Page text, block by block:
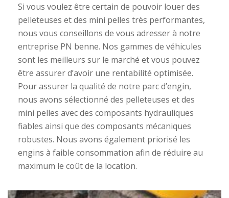
Si vous voulez être certain de pouvoir louer des
pelleteuses et des mini pelles très performantes,
nous vous conseillons de vous adresser à notre
entreprise PN benne. Nos gammes de véhicules
sont les meilleurs sur le marché et vous pouvez
être assurer d’avoir une rentabilité optimisée.
Pour assurer la qualité de notre parc d’engin,
nous avons sélectionné des pelleteuses et des
mini pelles avec des composants hydrauliques
fiables ainsi que des composants mécaniques
robustes. Nous avons également priorisé les
engins à faible consommation afin de réduire au
maximum le coût de la location.